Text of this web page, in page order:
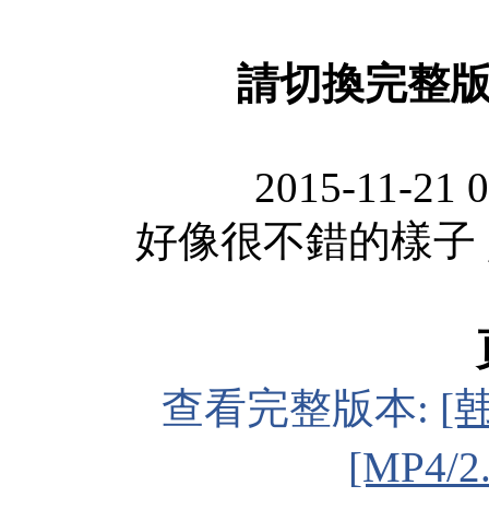
請切換完整
2015-11-21
好像很不錯的樣
查看完整版本: [
[MP4/